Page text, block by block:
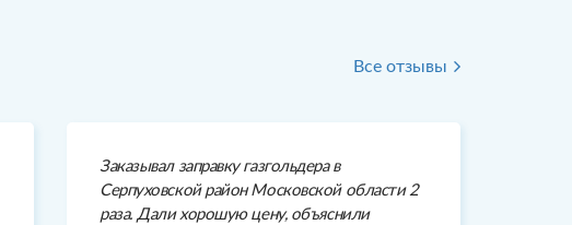
Все отзывы
Заказывал заправку газгольдера в
Серпуховской район Московской области 2
раза. Дали хорошую цену, объяснили